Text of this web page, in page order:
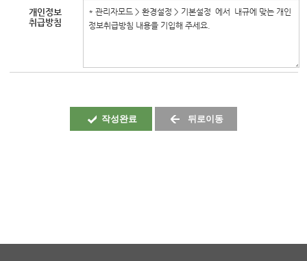
개인정보
취급방침
작성완료 뒤로이동